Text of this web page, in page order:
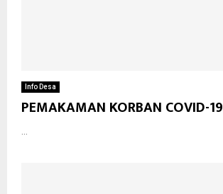
Info Desa
PEMAKAMAN KORBAN COVID-19
...